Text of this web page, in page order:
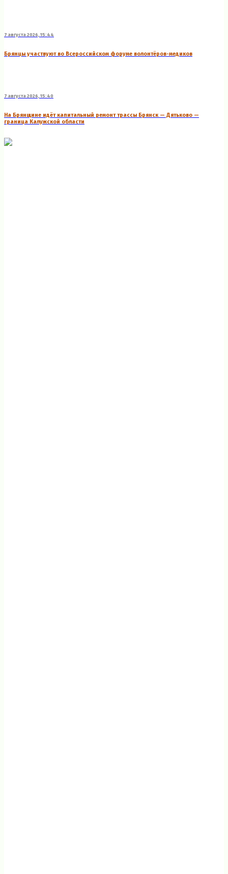
7 августа 2026, 15:44
Брянцы участвуют во Всероссийском форуме волонтёров-медиков
7 августа 2026, 15:40
На Брянщине идёт капитальный ремонт трассы Брянск — Дятьково —
граница Калужской области